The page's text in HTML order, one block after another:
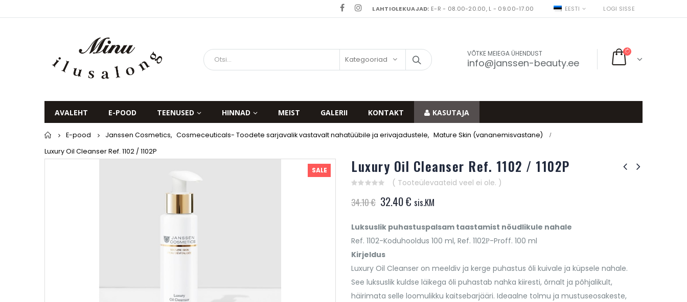
LAHTIOLEKUAJAD: E-R - 08.00-20.00, L - 09.00-17.00 EESTI LOGI SISSE
Kategooriad
VÕTKE MEIEGA ÜHENDUST
info@janssen-beauty.ee
AVALEHT E-POOD TEENUSED HINNAD MEIST GALERII KONTAKT KASUTAJA
Home
E-pood Janssen Cosmetics, Cosmeceuticals- Toodete sarjavalik vastavalt nahatüübile ja erivajadustele, Mature Skin (vananemisvastane)
Luxury Oil Cleanser Ref. 1102 / 1102P
SALE Luxury Oil Cleanser Ref. 1102 / 1102P
out
of
( Tooteülevaateid veel ei ole. )
34.10€ Algne
hind
oli:
34.10 €.
32.40€Current
price
is:
32.40 €.
sis.KM
Luksuslik puhastuspalsam taastamist nõudlikule nahale
Ref. 1102-Koduhooldus 100 ml, Ref. 1102Р-Proff. 100 ml
Kirjeldus
Luxury Oil Cleanser on meeldiv ja kerge puhastus õli kuivale ja küpsele nahale.
See luksuslik kuldse läikega õli puhastab nahka kiiresti, õrnalt ja põhjalikult,
häirimata selle loomulikku kaitsebarjääri. Ideaalne tolmu ja mustuseosakeste,